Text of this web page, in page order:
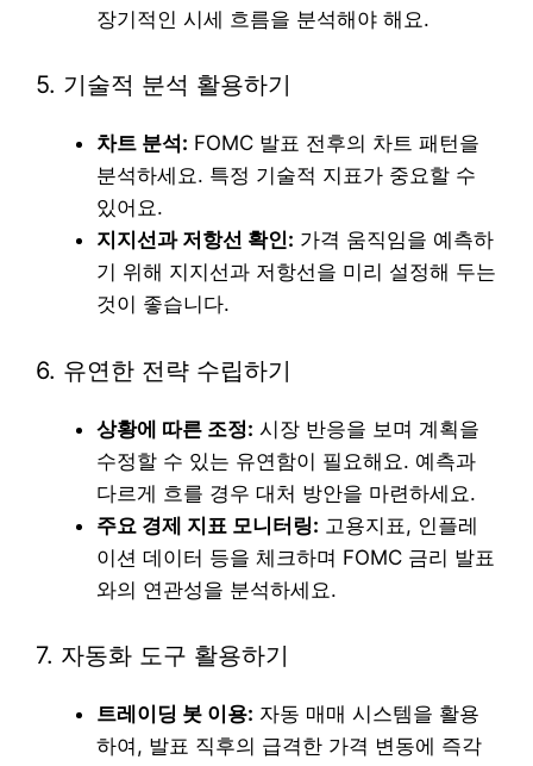
장기적인 시세 흐름을 분석해야 해요.
5. 기술적 분석 활용하기
차트 분석: FOMC 발표 전후의 차트 패턴을
분석하세요. 특정 기술적 지표가 중요할 수
있어요.
지지선과 저항선 확인: 가격 움직임을 예측하
기 위해 지지선과 저항선을 미리 설정해 두는
것이 좋습니다.
6. 유연한 전략 수립하기
상황에 따른 조정: 시장 반응을 보며 계획을
수정할 수 있는 유연함이 필요해요. 예측과
다르게 흐를 경우 대처 방안을 마련하세요.
주요 경제 지표 모니터링: 고용지표, 인플레
이션 데이터 등을 체크하며 FOMC 금리 발표
와의 연관성을 분석하세요.
7. 자동화 도구 활용하기
트레이딩 봇 이용: 자동 매매 시스템을 활용
하여, 발표 직후의 급격한 가격 변동에 즉각